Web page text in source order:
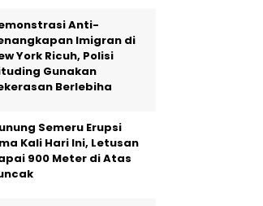
Anti-
Imigran di
York Ricuh, Polisi
Gunakan
Berlebiha
Semeru Erupsi
Kali Hari Ini, Letusan
900 Meter di Atas